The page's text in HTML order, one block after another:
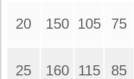
20 150 105 75
25 160 115 85